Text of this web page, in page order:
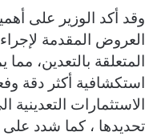
وقد أكد الوزير على
العروض المقدمة
المتعلقة بالتعدين،
استكشافية أكثر دقة
الاستثمارات
تحديدها ، كما شدد